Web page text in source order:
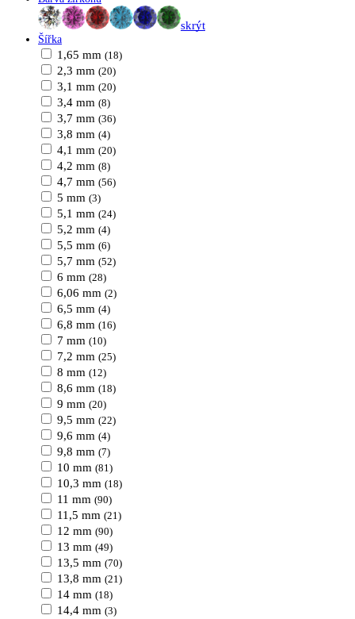
skrýt
Šířka
1,65 mm (18)
2,3 mm (20)
3,1 mm (20)
3,4 mm (8)
3,7 mm (36)
3,8 mm (4)
4,1 mm (20)
4,2 mm (8)
4,7 mm (56)
5 mm (3)
5,1 mm (24)
5,2 mm (4)
5,5 mm (6)
5,7 mm (52)
6 mm (28)
6,06 mm (2)
6,5 mm (4)
6,8 mm (16)
7 mm (10)
7,2 mm (25)
8 mm (12)
8,6 mm (18)
9 mm (20)
9,5 mm (22)
9,6 mm (4)
9,8 mm (7)
10 mm (81)
10,3 mm (18)
11 mm (90)
11,5 mm (21)
12 mm (90)
13 mm (49)
13,5 mm (70)
13,8 mm (21)
14 mm (18)
14,4 mm (3)